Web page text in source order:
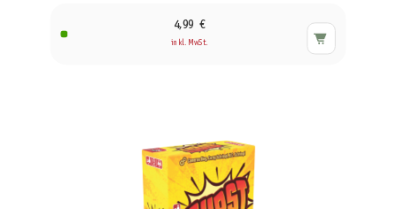
4,99 €
inkl. MwSt.